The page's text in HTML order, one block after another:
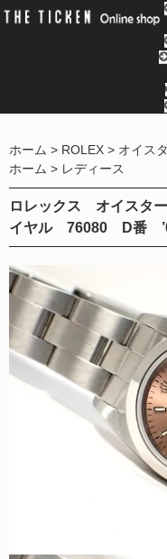
ホーム ROLEX
オイス
ホーム
レディース
ロレックス オイスタ
イヤル 76080 D番